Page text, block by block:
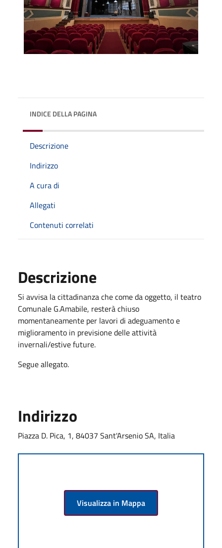
INDICE DELLA PAGINA
Descrizione
Indirizzo
A cura di
Allegati
Contenuti correlati
Descrizione
Si avvisa la cittadinanza che come da oggetto, il teatro
Comunale G.Amabile, resterà chiuso
momentaneamente per lavori di adeguamento e
miglioramento in previsione delle attività
invernali/estive future.
Segue allegato.
Indirizzo
Piazza D. Pica, 1, 84037 Sant'Arsenio SA, Italia
Visualizza in Mappa